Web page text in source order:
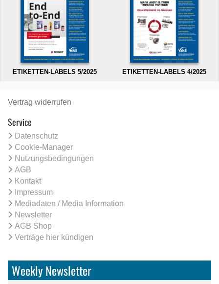
ETIKETTEN-LABELS 5/2025 ETIKETTEN-LABELS 4/2025
Vertrag widerrufen
Service
Datenschutz
Cookie-Manager
Nutzungsbedingungen
AGB
Kontakt
Impressum
Mediadaten / Media Information
Newsletter
AGB Shop
Verträge hier kündigen
Weekly Newsletter